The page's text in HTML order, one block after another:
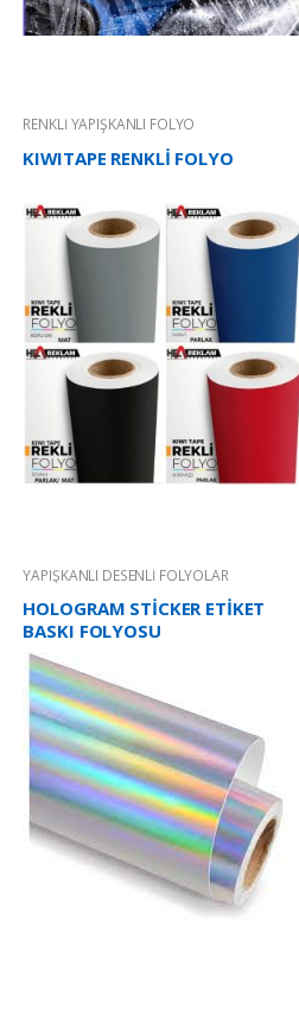
RENKLİ YAPIŞKANLI FOLYO
KIWITAPE RENKLİ FOLYO
YAPIŞKANLI DESENLİ FOLYOLAR
HOLOGRAM STİCKER ETİKET
BASKI FOLYOSU